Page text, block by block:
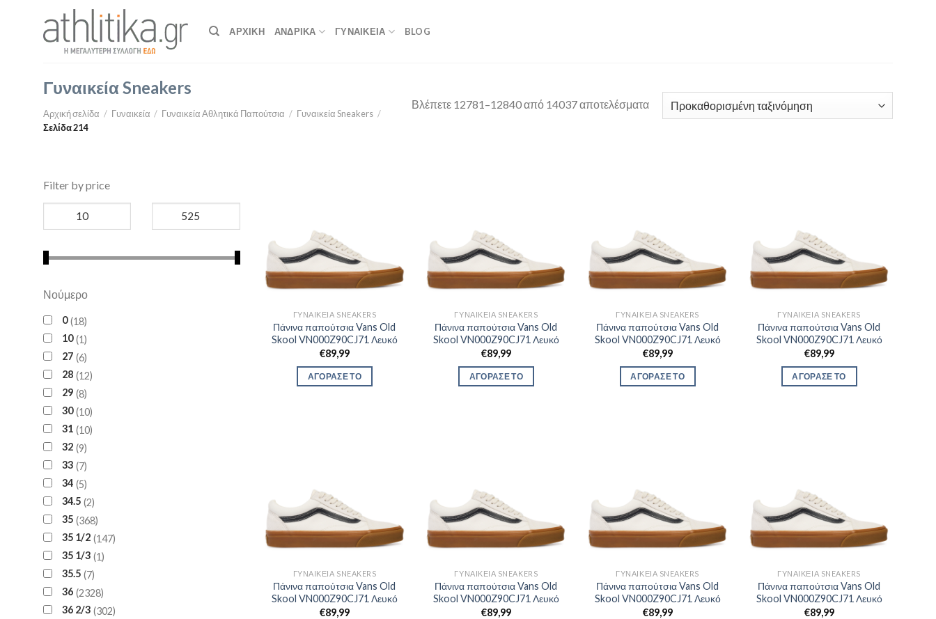
ΑΡΧΙΚΉ ΑΝΔΡΙΚΑ ΓΥΝΑΙΚΕΙΑ BLOG
Γυναικεία Sneakers
Αρχική σελίδα / Γυναικεία / Γυναικεία Αθλητικά Παπούτσια / Γυναικεία Sneakers /
Σελίδα 214
Βλέπετε 12781–12840 από 14037 αποτελέσματα
Filter by price
Νούμερο
0 18
10 1
27 6
28 12
29 8
30 10
31 10
32 9
33 7
34 5
34.5 2
35 368
35 1/2 147
35 1/3 1
35.5 7
36 2328
36 2/3 302
ΓΥΝΑΙΚΕΊΑ SNEAKERS
Πάνινα παπούτσια Vans Old
Skool VN000Z90CJ71 Λευκό
€89,99
ΑΓΟΡΑΣΕ ΤΟ
ΓΥΝΑΙΚΕΊΑ SNEAKERS
Πάνινα παπούτσια Vans Old
Skool VN000Z90CJ71 Λευκό
€89,99
ΑΓΟΡΑΣΕ ΤΟ
ΓΥΝΑΙΚΕΊΑ SNEAKERS
Πάνινα παπούτσια Vans Old
Skool VN000Z90CJ71 Λευκό
€89,99
ΑΓΟΡΑΣΕ ΤΟ
ΓΥΝΑΙΚΕΊΑ SNEAKERS
Πάνινα παπούτσια Vans Old
Skool VN000Z90CJ71 Λευκό
€89,99
ΑΓΟΡΑΣΕ ΤΟ
ΓΥΝΑΙΚΕΊΑ SNEAKERS
Πάνινα παπούτσια Vans Old
Skool VN000Z90CJ71 Λευκό
€89,99
ΓΥΝΑΙΚΕΊΑ SNEAKERS
Πάνινα παπούτσια Vans Old
Skool VN000Z90CJ71 Λευκό
€89,99
ΓΥΝΑΙΚΕΊΑ SNEAKERS
Πάνινα παπούτσια Vans Old
Skool VN000Z90CJ71 Λευκό
€89,99
ΓΥΝΑΙΚΕΊΑ SNEAKERS
Πάνινα παπούτσια Vans Old
Skool VN000Z90CJ71 Λευκό
€89,99